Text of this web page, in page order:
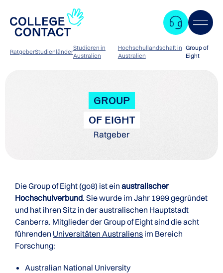
RatgeberStudienländer
Studieren in
Australien
Hochschullandschaft in
Australien
Group of
Eight
GROUP
OF EIGHT
Ratgeber
Die Group of Eight (go8) ist ein australischer
Hochschulverbund. Sie wurde im Jahr 1999 gegründet
und hat ihren Sitz in der australischen Hauptstadt
Canberra. Mitglieder der Group of Eight sind die acht
führenden Universitäten Australiens im Bereich
Forschung:
Australian National University